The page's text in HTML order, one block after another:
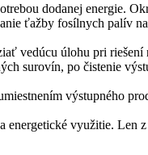
dodanej energie.
ťažby fosílnych palív
vedúcu úlohu pri
surovín, po čistenie
výstupného
využitie. Len